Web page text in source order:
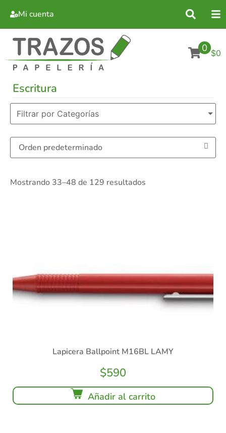
Mi cuenta
0 $0
Escritura
Filtrar por Categorías
Mostrando 33–48 de 129 resultados
Lapicera Ballpoint M16BL LAMY
$590
Añadir al carrito